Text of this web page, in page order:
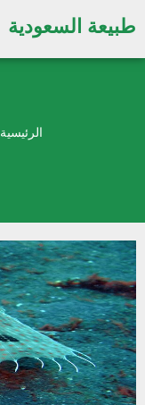
طبيعة السعودية
الرئيسية